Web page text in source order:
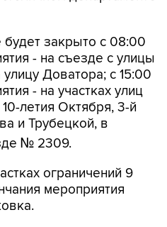
будет закрыто с 08:00
- на съезде с улицы
Доватора; с 15:00
- на участках улиц
летия Октября, 3-й
и Трубецкой, в
№ 2309.
ограничений 9
мероприятия